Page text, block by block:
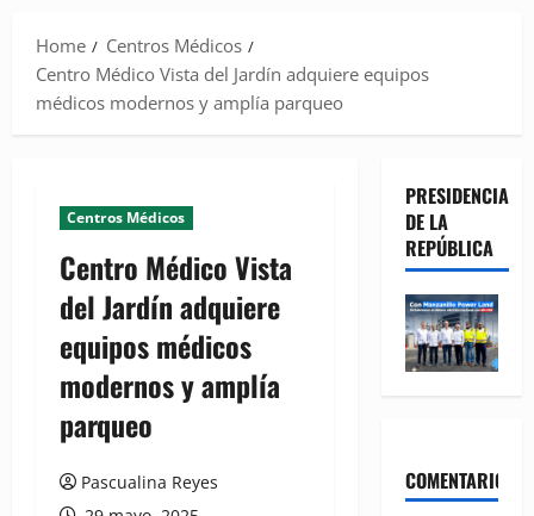
Home
Centros Médicos
Centro Médico Vista del Jardín adquiere equipos
médicos modernos y amplía parqueo
Centros Médicos
Centro Médico Vista
del Jardín adquiere
equipos médicos
modernos y amplía
parqueo
Pascualina Reyes
PRESIDENCIA
DE LA
REPÚBLICA
COMENTARIOS